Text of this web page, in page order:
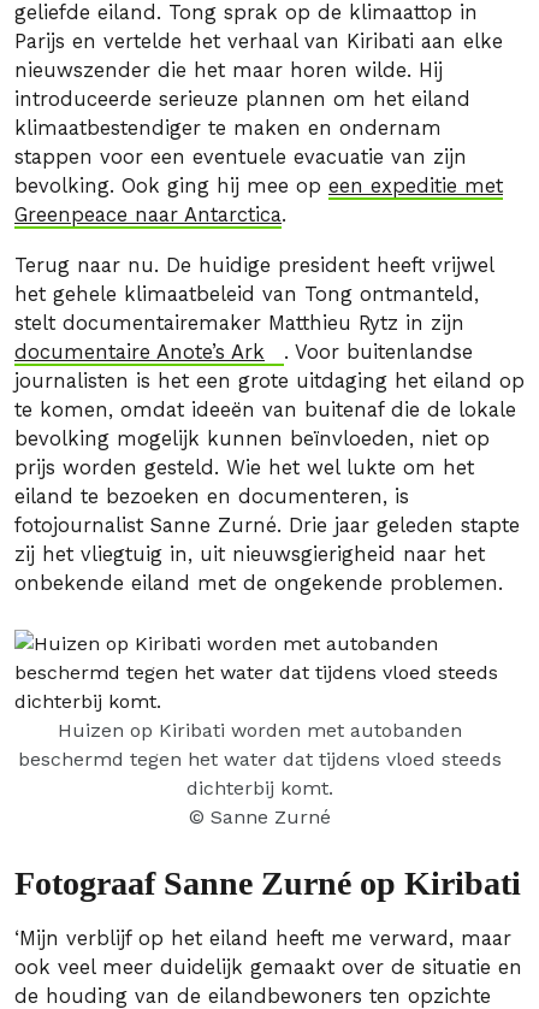
geliefde eiland. Tong sprak op de klimaattop in
Parijs en vertelde het verhaal van Kiribati aan elke
nieuwszender die het maar horen wilde. Hij
introduceerde serieuze plannen om het eiland
klimaatbestendiger te maken en ondernam
stappen voor een eventuele evacuatie van zijn
bevolking. Ook ging hij mee op een expeditie met
Greenpeace naar Antarctica.
Terug naar nu. De huidige president heeft vrijwel
het gehele klimaatbeleid van Tong ontmanteld,
stelt documentairemaker Matthieu Rytz in zijn
documentaire Anote’s Ark
. Voor buitenlandse
journalisten is het een grote uitdaging het eiland op
te komen, omdat ideeën van buitenaf die de lokale
bevolking mogelijk kunnen beïnvloeden, niet op
prijs worden gesteld. Wie het wel lukte om het
eiland te bezoeken en documenteren, is
fotojournalist Sanne Zurné. Drie jaar geleden stapte
zij het vliegtuig in, uit nieuwsgierigheid naar het
onbekende eiland met de ongekende problemen.
Huizen op Kiribati worden met autobanden
beschermd tegen het water dat tijdens vloed steeds
dichterbij komt.
© Sanne Zurné
Fotograaf Sanne Zurné op Kiribati
‘Mijn verblijf op het eiland heeft me verward, maar
ook veel meer duidelijk gemaakt over de situatie en
de houding van de eilandbewoners ten opzichte